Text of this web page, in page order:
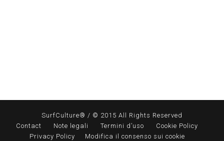
SurfCulture® / © 2015 All Rights Reserved
Contact
Note legali Termini d’uso
Cookie Policy
Privacy Policy
Modifica il consenso sui cookie